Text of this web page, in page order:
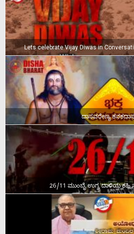
Lets celebrate Vijay Diwas in
ದಾಸವರೇಣ್ಯ
26/11 ಮುಂಬೈ ಉಗ್ರ ದಾಳಿಯ ಕಹಿ